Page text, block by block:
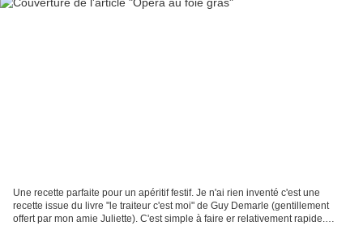
Une recette parfaite pour un apéritif festif. Je n'ai rien inventé c'est une
recette issue du livre "le traiteur c'est moi" de Guy Demarle (gentillement
offert par mon amie Juliette). C'est simple à faire er relativement rapide.